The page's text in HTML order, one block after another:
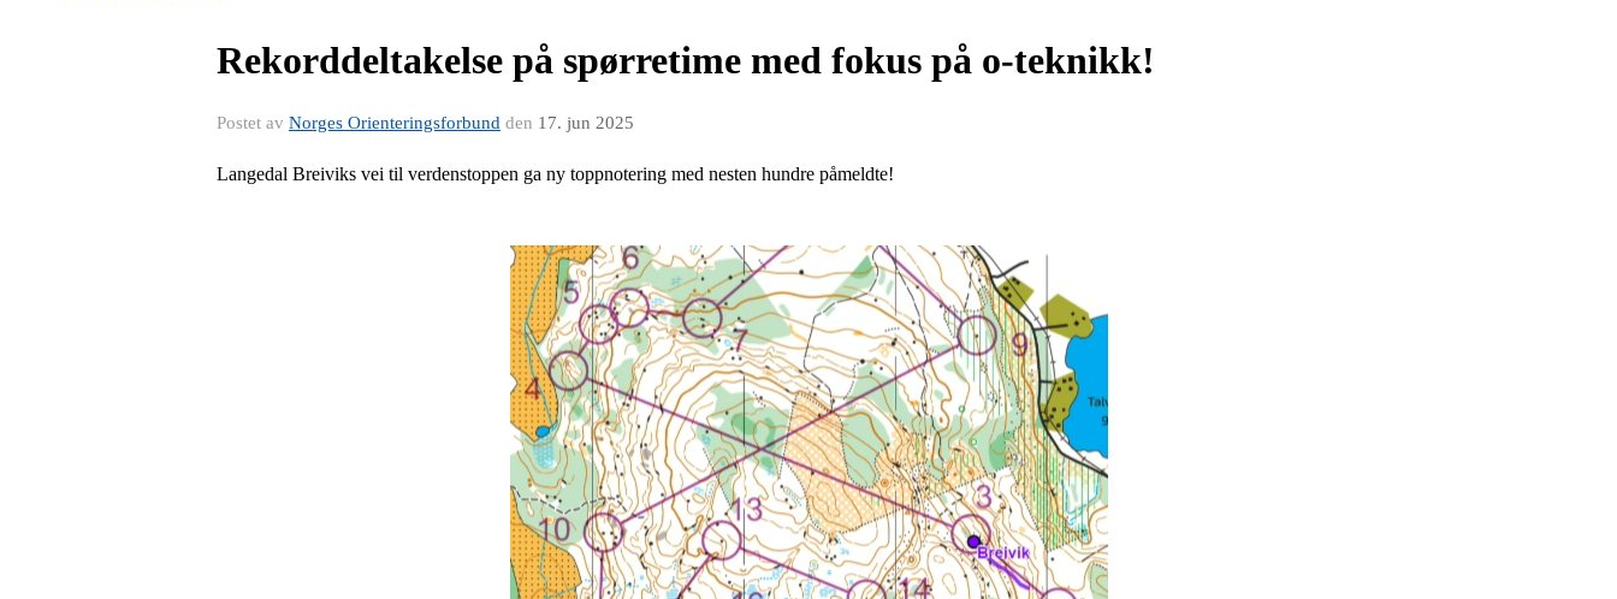
Rekorddeltakelse på spørretime med fokus på o-teknikk!
Postet av Norges Orienteringsforbund den 17. jun 2025
Langedal Breiviks vei til verdenstoppen ga ny toppnotering med nesten hundre påmeldte!